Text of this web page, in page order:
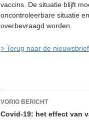
vaccins. De situatie blijft
oncontroleerbare situatie
overbevraagd worden.
> Terug naar de nieuwsbrief
VORIG BERICHT
Covid-19: het effect van